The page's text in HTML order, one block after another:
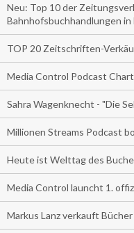
Neu: Top 10 der
Bahnhofsbuchhandlungen
TOP 20 Zeitschriften-
Media Control Podcast
Sahra Wagenknecht - "Die
Millionen Streams Podcast
Heute ist Welttag des
Media Control launcht 1.
Markus Lanz verkauft Bücher